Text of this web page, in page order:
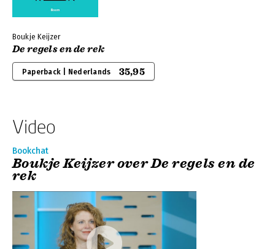
Boukje Keijzer
De regels en de rek
Paperback | Nederlands 35,95
Video
Bookchat
Boukje Keijzer over De regels en de
rek